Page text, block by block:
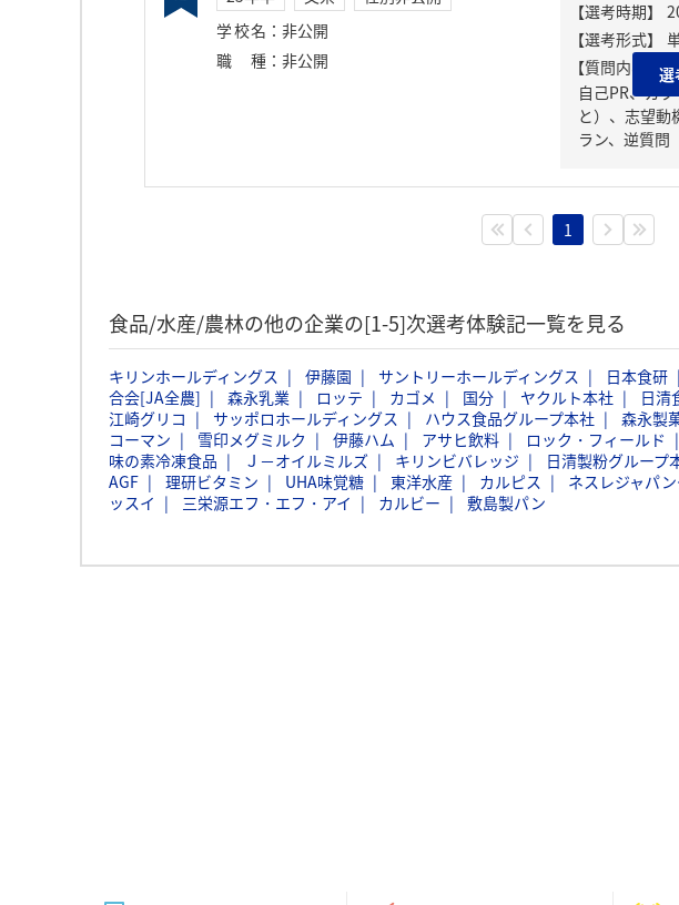
学校名 ： 非公開
職種 ： 非公開
【質問内容・
自己PR、ガ
と）、志望動
ラン、逆質問
選
1
食品/水産/農林の他の企業の[1-5]次選考体験記一覧を見る
キリンホールディングス 伊藤園 サントリーホールディングス 日本食研
合会[JA全農]
森永乳業 ロッテ カゴメ 国分 ヤクルト本社 日清
江崎グリコ
サッポロホールディングス ハウス食品グループ本社 森永製
コーマン
雪印メグミルク 伊藤ハム アサヒ飲料 ロック・フィールド
味の素冷凍食品
Ｊ－オイルミルズ キリンビバレッジ 日清製粉グループ
AGF
理研ビタミン UHA味覚糖 東洋水産 カルピス ネスレジャパ
ッスイ
三栄源エフ・エフ・アイ カルビー 敷島製パン